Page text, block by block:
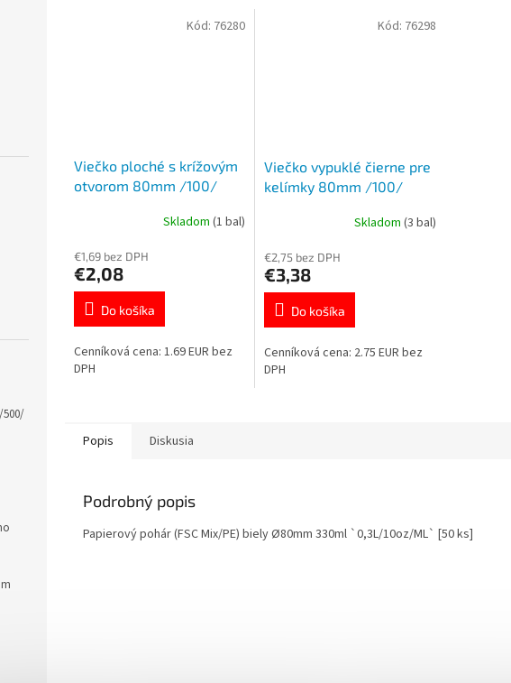
500/
Viečko ploché s krížovým
otvorom 80mm /100/
Skladom (1 bal)
€1,69 bez DPH
€2,08
Do košíka
Cenníková cena: 1.69 EUR bez
DPH
Kód: 76280
Viečko vypuklé čierne pre
kelímky 80mm /100/
Skladom (3 bal)
€2,75 bez DPH
€3,38
Do košíka
Cenníková cena: 2.75 EUR bez
DPH
Kód: 76298
Popis Diskusia
Podrobný popis
Papierový pohár (FSC Mix/PE) biely Ø80mm 330ml `0,3L/10oz/ML` [50 ks]